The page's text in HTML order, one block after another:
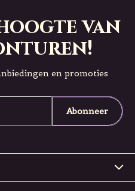
van
en promoties
Abonneer